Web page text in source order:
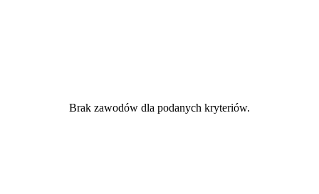
Brak zawodów dla podanych kryteriów.